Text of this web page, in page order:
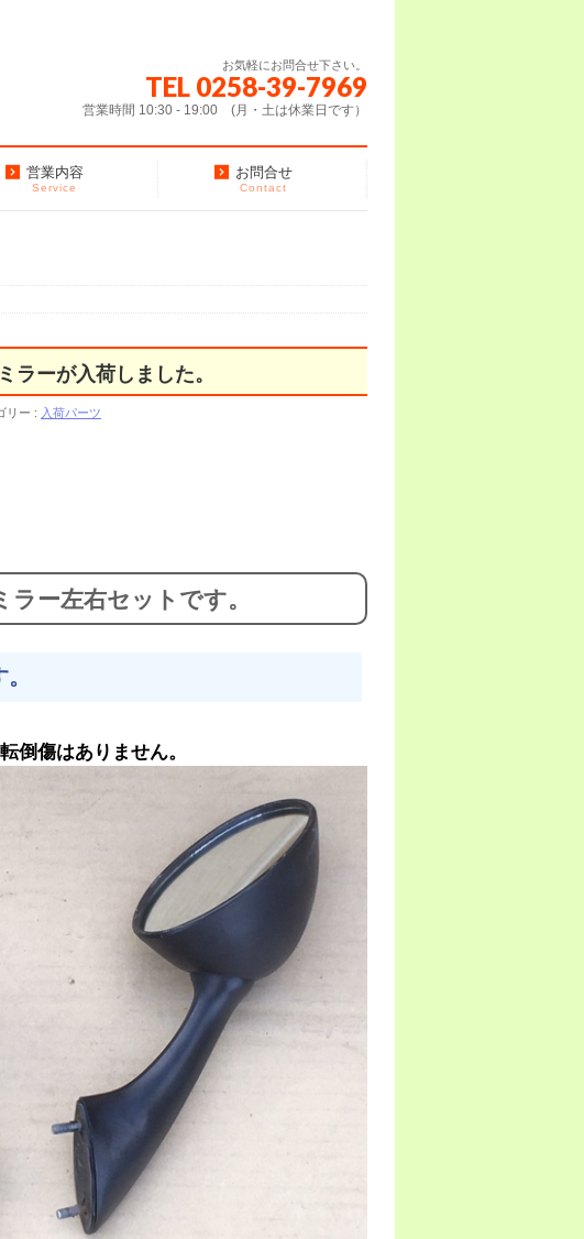
お気軽にお問合せ下さい。
TEL 0258-39-7969
営業時間 10:30 - 19:00 (月・土は休業日です）
営業内容
Service
お問合せ
Contact
ラーが入荷しました。
リー : 入荷パーツ
ー左右セットです。
倒傷はありません。